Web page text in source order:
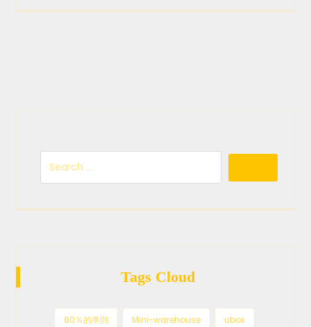
Tags Cloud
80％的準則 Mini-warehouse ubox